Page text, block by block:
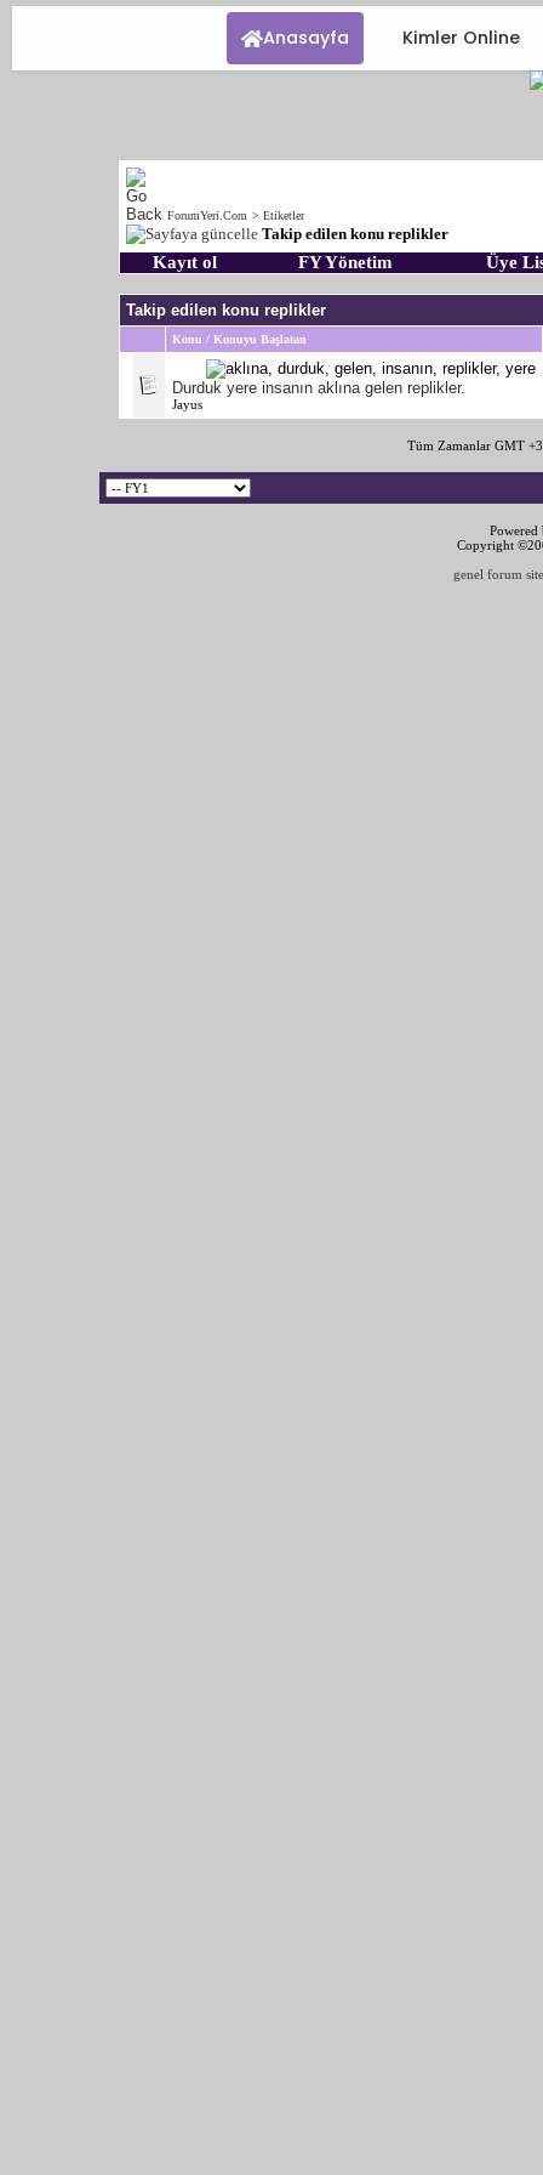
Anasayfa Kimler Online
ForumYeri.Com > Etiketler
Takip edilen konu replikler
Kayıt ol FY Yönetim Üye
Takip edilen konu replikler
Konu / Konuyu Başlatan
Durduk yere insanın aklına gelen replikler.
Jayus
Tüm Zamanlar GMT
Copyright
genel forum